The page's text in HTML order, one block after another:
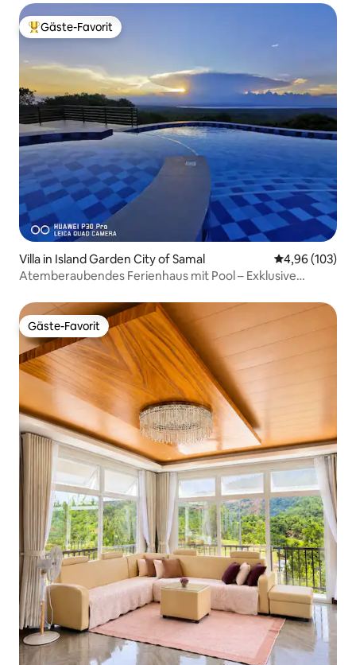
Beliebter Gäste-Favorit.
Gäste-Favorit
Villa in Island Garden City of Samal
4,96 (103)
Atemberaubendes Ferienhaus mit Pool – Exklusive
Gäste-Favorit
Gäste-Favorit